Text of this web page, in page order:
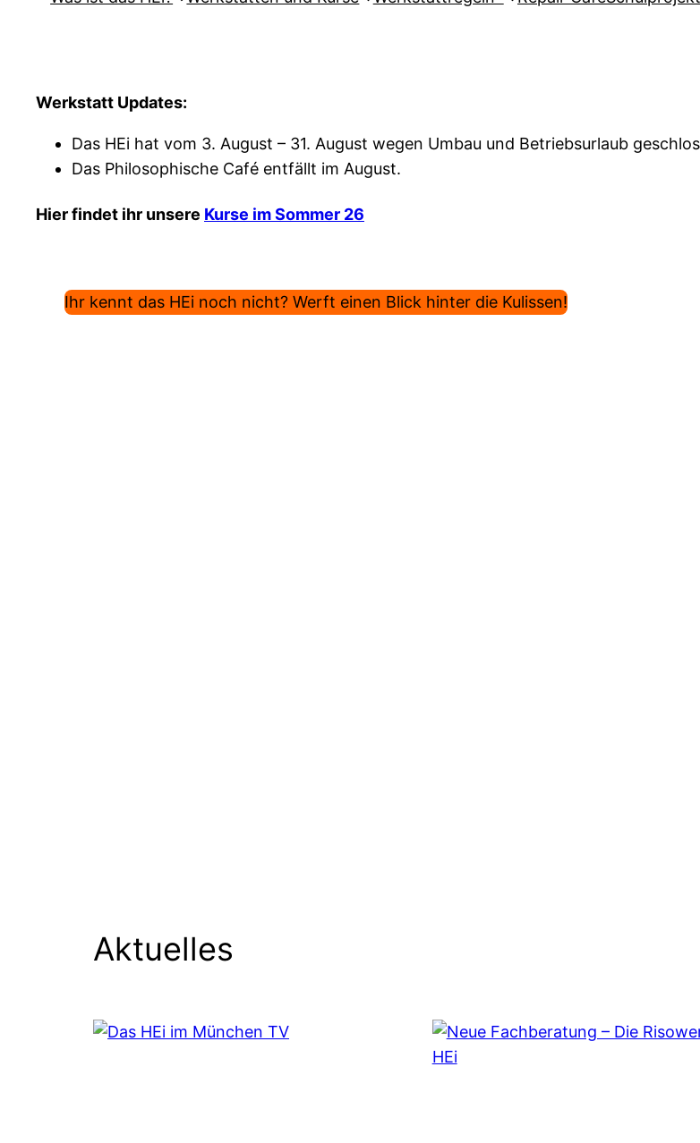
Werkstatt Updates:
Das HEi hat vom 3. August – 31. August wegen Umbau und Betriebsurlaub
Das Philosophische Café entfällt im August.
Hier findet ihr unsere Kurse im Sommer 26
Ihr kennt das HEi noch nicht? Werft einen Blick hinter die Kulissen!
Aktuelles